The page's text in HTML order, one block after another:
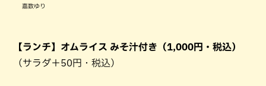
嘉数ゆり
【ランチ】オムライス みそ汁付き（1,000円・税込）
（サラダ＋50円・税込）